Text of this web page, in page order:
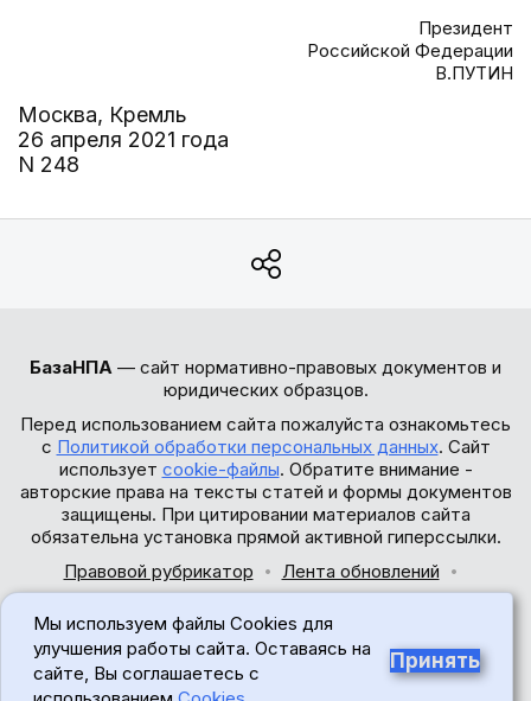
Президент
Российской Федерации
В.ПУТИН
Москва, Кремль
26 апреля 2021 года
N 248
БазаНПА — сайт нормативно-правовых документов и
юридических образцов.
Перед использованием сайта пожалуйста ознакомьтесь
с Политикой обработки персональных данных. Сайт
использует cookie-файлы. Обратите внимание -
авторские права на тексты статей и формы документов
защищены. При цитировании материалов сайта
обязательна установка прямой активной гиперссылки.
Правовой рубрикатор
Лента обновлений
© 2017-2026
18+
Мы используем файлы Cookies для
улучшения работы сайта. Оставаясь на
сайте, Вы соглашаетесь с
Принять